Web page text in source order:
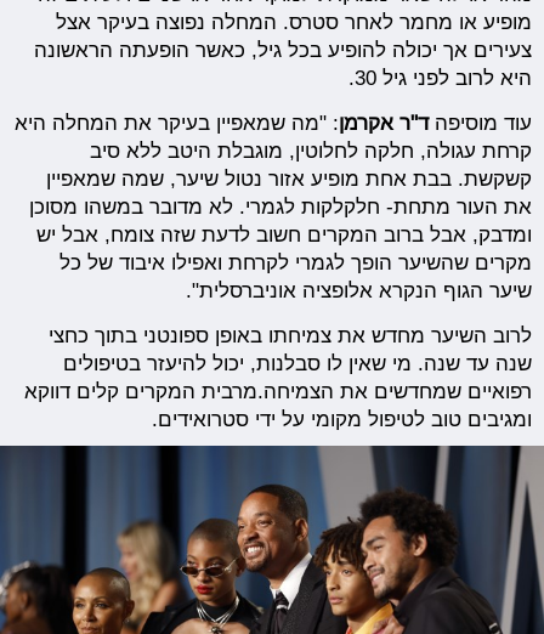
מופיע או מחמר לאחר סטרס. המחלה נפוצה בעיקר אצל
צעירים אך יכולה להופיע בכל גיל, כאשר הופעתה הראשונה
היא לרוב לפני גיל 30.
עוד מוסיפהד"ר אקרמן: "מה שמאפיין בעיקר את המחלה היא
קרחת עגולה, חלקה לחלוטין, מוגבלת היטב ללא סיב
קשקשת. בבת אחת מופיע אזור נטול שיער, שמה שמאפיין
את העור מתחת- חלקלקות לגמרי. לא מדובר במשהו מסוכן
ומדבק, אבל ברוב המקרים חשוב לדעת שזה צומח, אבל יש
מקרים שהשיער הופך לגמרי לקרחת ואפילו איבוד של כל
שיער הגוף הנקרא אלופציה אוניברסלית".
לרוב השיער מחדש את צמיחתו באופן ספונטני בתוך כחצי
שנה עד שנה. מי שאין לו סבלנות, יכול להיעזר בטיפולים
רפואיים שמחדשים את הצמיחה.מרבית המקרים קלים דווקא
ומגיבים טוב לטיפול מקומי על ידי סטרואידים.